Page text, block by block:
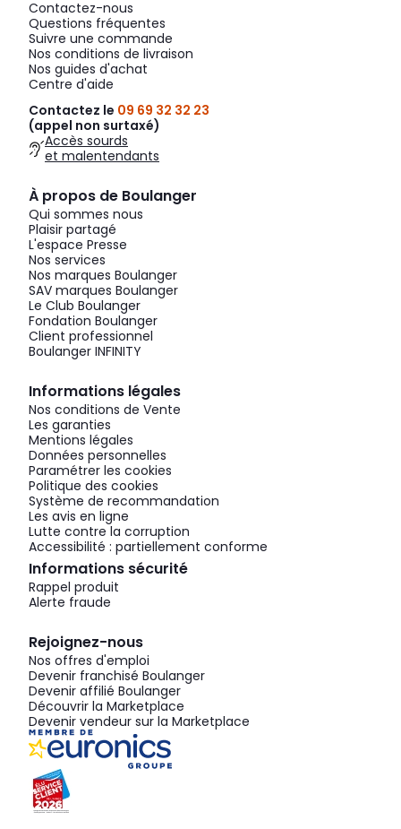
Contactez-nous
Questions fréquentes
Suivre une commande
Nos conditions de livraison
Nos guides d'achat
Centre d'aide
Contactez le 09 69 32 32 23
(appel non surtaxé)
Accès sourds
et malentendants
À propos de Boulanger
Qui sommes nous
Plaisir partagé
L'espace Presse
Nos services
Nos marques Boulanger
SAV marques Boulanger
Le Club Boulanger
Fondation Boulanger
Client professionnel
Boulanger INFINITY
Informations légales
Nos conditions de Vente
Les garanties
Mentions légales
Données personnelles
Paramétrer les cookies
Politique des cookies
Système de recommandation
Les avis en ligne
Lutte contre la corruption
Accessibilité : partiellement conforme
Informations sécurité
Rappel produit
Alerte fraude
Rejoignez-nous
Nos offres d'emploi
Devenir franchisé Boulanger
Devenir affilié Boulanger
Découvrir la Marketplace
Devenir vendeur sur la Marketplace